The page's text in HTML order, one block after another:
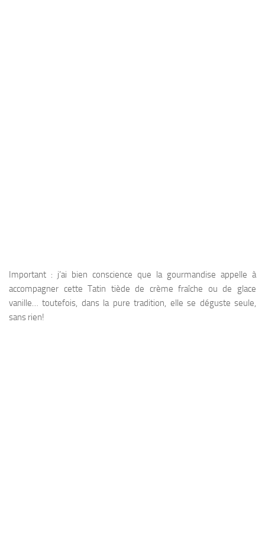
Important : j’ai bien conscience que la gourmandise appelle à
accompagner cette Tatin tiède de crème fraîche ou de glace
vanille… toutefois, dans la pure tradition, elle se déguste seule,
sans rien!